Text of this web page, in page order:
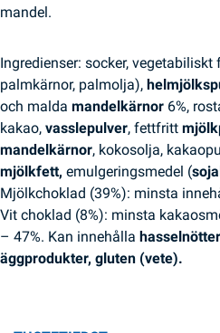
mandel.
Ingredienser: socker, vegetabiliskt
palmkärnor, palmolja),
och malda mandelkärnor 6%,
kakao, vasslepulver, fettfritt
mandelkärnor, kokosolja,
mjölkfett, emulgeringsmedel (
Mjölkchoklad (39%): minsta
Vit choklad (8%): ​​minsta
– 47%. Kan innehålla
äggprodukter, gluten (vete).